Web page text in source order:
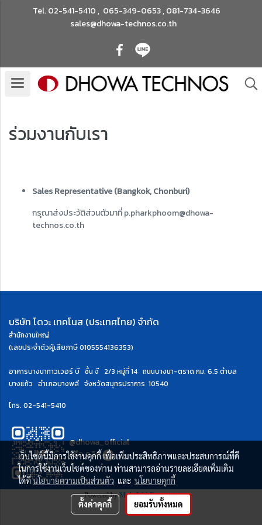
Tel.02-541-5410, 065-349-0653,081-734-3646
sales@dhowa-technos.co.th
ร่วมงานกับเรา
Sales Representative (Bangkok, Chonburi)
กรุณาส่งประวัติส่วนตัวมาที่ p.pharkphoom@dhowa-
technos.co.th
บริษัท โดวะ เทคโนส (ประเทศไทย) จำกัด
สำนักงานใหญ่
(เลขประจำตัวผู้เสียภาษี 0105554136353)
อาคารบางนาทาวเวอร์ บี ชั้น จี 2/3 หมู่ที่ 14 ถนนบางนา-ตราด กม. 6.5 ตำบล
บางแก้ว อำเภอบางพลี จังหวัดสมุทรปราการ 10540
โทร. 02-541-5410
@dhowa_official
หรือคลิก
Powered byMakeWebEasy.com
เว็บไซต์นี้มีการใช้งานคุกกี้ เพื่อเพิ่มประสิทธิภาพและประสบการณ์ที่ดี
ในการใช้งานเว็บไซต์ของท่าน ท่านสามารถอ่านรายละเอียดเพิ่มเติม
ได้ที่นโยบายความเป็นส่วนตัว และ นโยบายคุกกี้
ตั้งค่าคุกกี้ ยอมรับทั้งหมด